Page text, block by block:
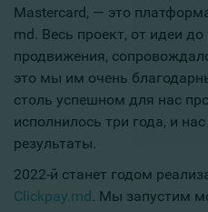
Mastercard, — это
md. Весь проект, от идеи
продвижения,
это мы им очень
столь успешном для нас
исполнилось три года, и
результаты.
2022-й станет годом
Сlickpay.md. Мы запустим